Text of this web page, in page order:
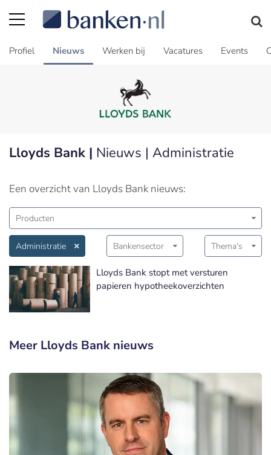
Profiel Nieuws Werken bij Vacatures Events
Lloyds Bank | Nieuws | Administratie
Een overzicht van Lloyds Bank nieuws:
Producten
Administratie Bankensector Thema's
Lloyds Bank stopt met versturen
papieren hypotheekoverzichten
Meer Lloyds Bank nieuws